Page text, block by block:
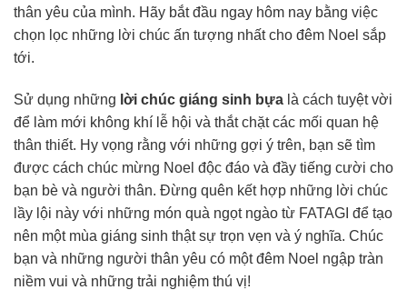
thân yêu của mình. Hãy bắt đầu ngay hôm nay bằng việc
chọn lọc những lời chúc ấn tượng nhất cho đêm Noel sắp
tới.
Sử dụng những lời chúc giáng sinh bựa là cách tuyệt vời
để làm mới không khí lễ hội và thắt chặt các mối quan hệ
thân thiết. Hy vọng rằng với những gợi ý trên, bạn sẽ tìm
được cách chúc mừng Noel độc đáo và đầy tiếng cười cho
bạn bè và người thân. Đừng quên kết hợp những lời chúc
lầy lội này với những món quà ngọt ngào từ FATAGI để tạo
nên một mùa giáng sinh thật sự trọn vẹn và ý nghĩa. Chúc
bạn và những người thân yêu có một đêm Noel ngập tràn
niềm vui và những trải nghiệm thú vị!